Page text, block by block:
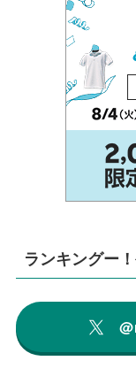
ランキングー